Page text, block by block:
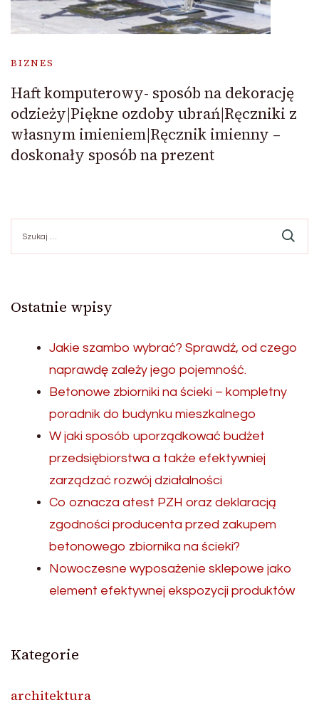
BIZNES
Haft komputerowy- sposób na dekorację
odzieży|Piękne ozdoby ubrań|Ręczniki z
własnym imieniem|Ręcznik imienny –
doskonały sposób na prezent
Ostatnie wpisy
Jakie szambo wybrać? Sprawdź, od czego
naprawdę zależy jego pojemność.
Betonowe zbiorniki na ścieki – kompletny
poradnik do budynku mieszkalnego
W jaki sposób uporządkować budżet
przedsiębiorstwa a także efektywniej
zarządzać rozwój działalności
Co oznacza atest PZH oraz deklaracją
zgodności producenta przed zakupem
betonowego zbiornika na ścieki?
Nowoczesne wyposażenie sklepowe jako
element efektywnej ekspozycji produktów
Kategorie
architektura